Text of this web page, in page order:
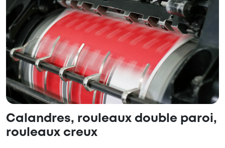
Calandres, rouleaux double paroi,
rouleaux creux